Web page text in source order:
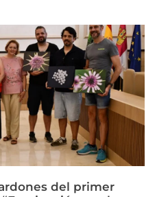
del primer